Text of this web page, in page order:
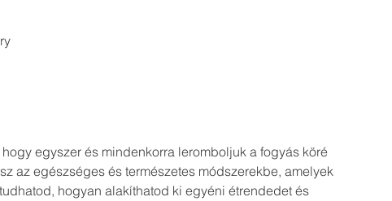
egyszer és mindenkorra leromboljuk a fogyás köré
az egészséges és természetes módszerekbe, amelyek
hogyan alakíthatod ki egyéni étrendedet és